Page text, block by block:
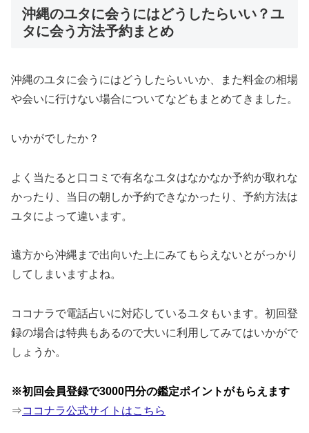
沖縄のユタに会うにはどうしたらいい？ユ
タに会う方法予約まとめ
沖縄のユタに会うにはどうしたらいいか、また料金の相場
や会いに行けない場合についてなどもまとめてきました。
いかがでしたか？
よく当たると口コミで有名なユタはなかなか予約が取れな
かったり、当日の朝しか予約できなかったり、予約方法は
ユタによって違います。
遠方から沖縄まで出向いた上にみてもらえないとがっかり
してしまいますよね。
ココナラで電話占いに対応しているユタもいます。初回登
録の場合は特典もあるので大いに利用してみてはいかがで
しょうか。
※初回会員登録で3000円分の鑑定ポイントがもらえます
⇒ココナラ公式サイトはこちら